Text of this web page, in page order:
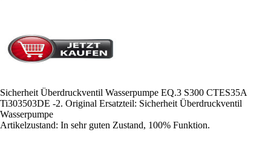
Sicherheit Überdruckventil Wasserpumpe EQ.3 S300 CTES35A
Ti303503DE -2. Original Ersatzteil: Sicherheit Überdruckventil
Wasserpumpe
Artikelzustand: In sehr guten Zustand, 100% Funktion.